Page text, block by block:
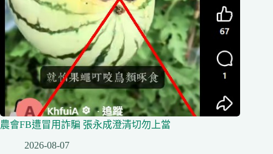
農會FB遭冒用詐騙 張永成澄清切勿上當
2026-08-07